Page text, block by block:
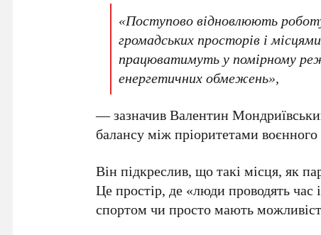
«Поступово відновлюють
громадських просторів і
працюватимуть у помірному
енергетичних обмежень»,
— зазначивВалентин
балансу між пріоритетами
Він підкреслив, що такі місця, як
Це простір, де «люди проводять час
спортом чи просто мають